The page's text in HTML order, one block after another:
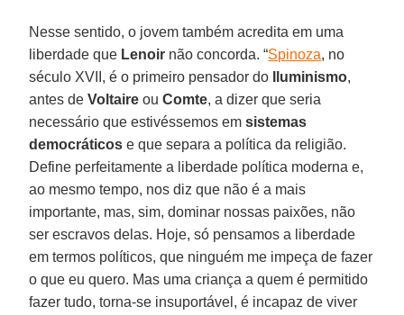
Nesse sentido, o jovem também acredita em uma
liberdade que Lenoir não concorda. “Spinoza, no
século XVII, é o primeiro pensador do
Iluminismo,
antes deVoltaire ouComte, a dizer que seria
necessário que estivéssemos emsistemas
democráticos e que separa a política da religião.
Define perfeitamente a liberdade política moderna e,
ao mesmo tempo, nos diz que não é a mais
importante, mas, sim, dominar nossas paixões, não
ser escravos delas. Hoje, só pensamos a liberdade
em termos políticos, que ninguém me impeça de fazer
o que eu quero. Mas uma criança a quem é permitido
fazer tudo, torna-se insuportável, é incapaz de viver